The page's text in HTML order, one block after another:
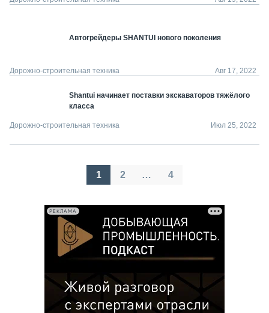
Автогрейдеры SHANTUI нового поколения
Дорожно-строительная техника Авг 17, 2022
Shantui начинает поставки экскаваторов тяжёлого
класса
Дорожно-строительная техника Июл 25, 2022
Пагинация
1 2 … 4
РЕКЛАМА